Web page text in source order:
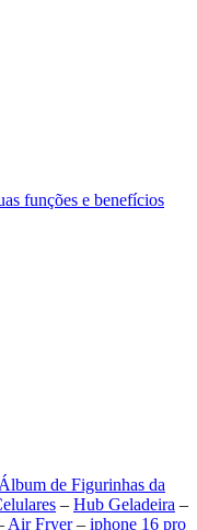
funções e benefícios
Álbum de Figurinhas da
– Hub Geladeira –
Air Fryer– iphone 16 pro